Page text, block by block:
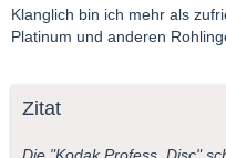
Klanglich bin ich mehr als
Platinum und anderen
Zitat
Die "Kodak Profess. Disc"